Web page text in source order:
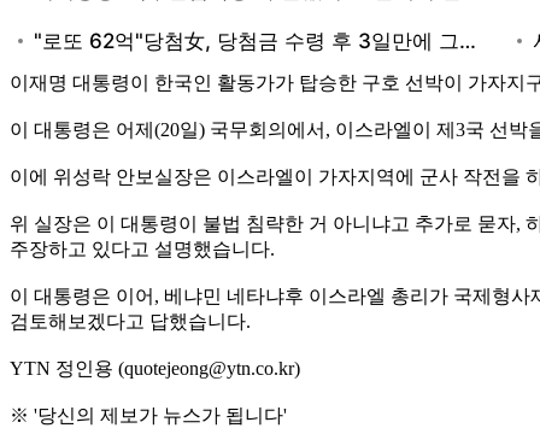
이재명 대통령이 한국인 활동가가 탑승한 구호 선박이 가자
이 대통령은 어제(20일) 국무회의에서, 이스라엘이 제3국 선
이에 위성락 안보실장은 이스라엘이 가자지역에 군사 작전을
위 실장은 이 대통령이 불법 침략한 거 아니냐고 추가로 묻자,
주장하고 있다고 설명했습니다.
이 대통령은 이어, 베냐민 네타냐후 이스라엘 총리가 국제형
검토해보겠다고 답했습니다.
YTN 정인용 (quotejeong@ytn.co.kr)
※ '당신의 제보가 뉴스가 됩니다'